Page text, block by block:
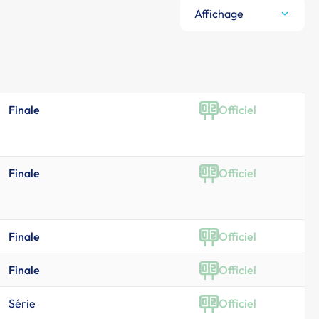
Affichage
Finale Officiel
Finale Officiel
Finale Officiel
Finale Officiel
Série Officiel